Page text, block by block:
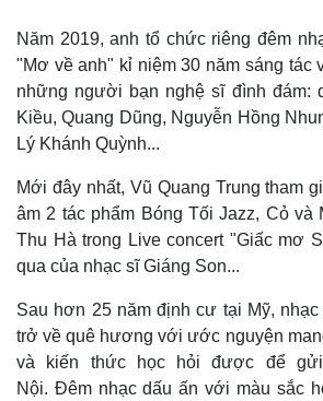
Pháp luật
Vụ án
Quân
Vũ khí
Năm 2019, anh tổ chức riêng đêm
"Mơ về anh" kỉ niệm 30 năm sáng tác
những người bạn nghệ sĩ đình đám:
Kiều, Quang Dũng, Nguyễn Hồng
Lý Khánh Quỳnh...
Mới đây nhất, Vũ Quang Trung tham
âm 2 tác phẩm Bóng Tối Jazz, Cỏ và
Thu Hà trong Live concert "Giấc mơ
qua của nhạc sĩ Giáng Son...
Sau hơn 25 năm định cư tại Mỹ, nhạc
trở về quê hương với ước nguyện
và kiến thức học hỏi được để
Nội. Đêm nhạc dấu ấn với màu sắc